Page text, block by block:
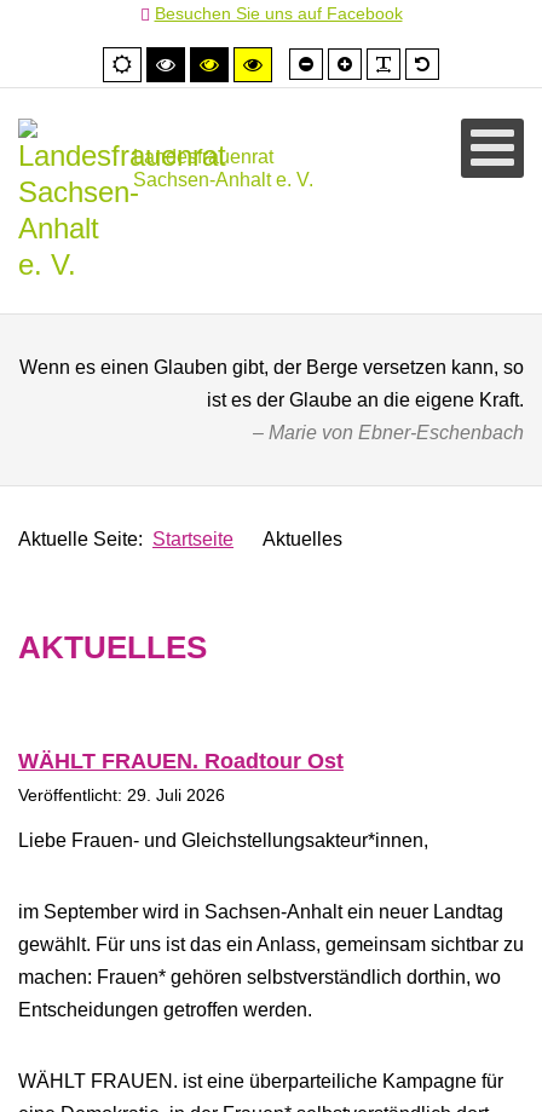
Besuchen Sie uns auf Facebook
Normale
Ansicht
Hoher
Kontrast
Hoher
Kontrast
Hoher
Kontrast
Schrift
kleiner
Schrift
größer
Landesfrauenrat
Sachsen-Anhalt e. V.
Wenn es einen Glauben gibt, der Berge versetzen kann, so
ist es der Glaube an die eigene Kraft.
Marie von Ebner-Eschenbach
Aktuelle Seite: Startseite Aktuelles
AKTUELLES
WÄHLT FRAUEN. Roadtour Ost
Veröffentlicht: 29. Juli 2026
Liebe Frauen- und Gleichstellungsakteur*innen,
im September wird in Sachsen-Anhalt ein neuer Landtag
gewählt. Für uns ist das ein Anlass, gemeinsam sichtbar zu
machen: Frauen* gehören selbstverständlich dorthin, wo
Entscheidungen getroffen werden.
WÄHLT FRAUEN. ist eine überparteiliche Kampagne für